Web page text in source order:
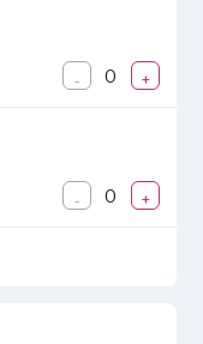
- 0 +
- 0 +